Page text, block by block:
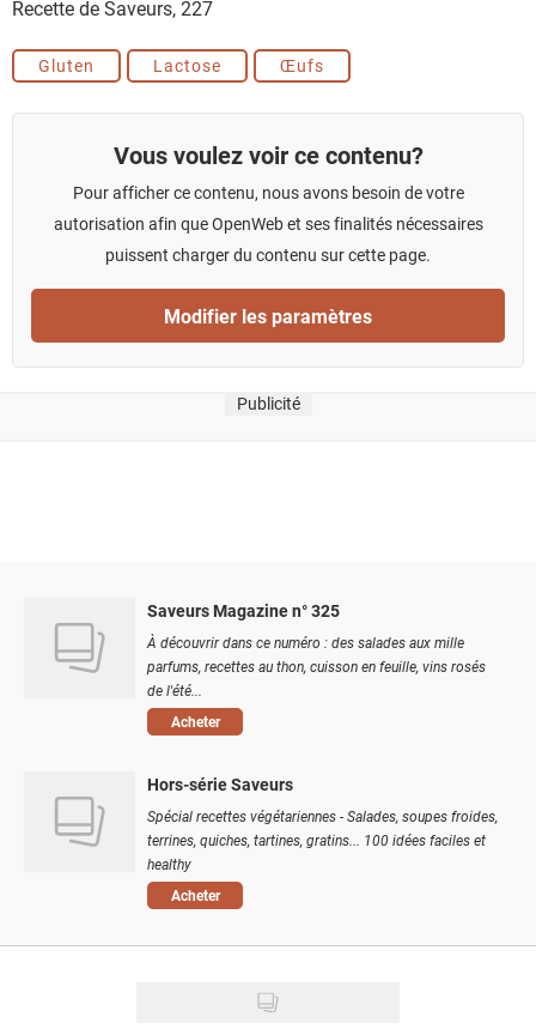
Recette de Saveurs,227
Gluten Lactose Œufs
Vous voulez voir ce contenu?
Pour afficher ce contenu, nous avons besoin de votre
autorisation afin que OpenWeb et ses finalités nécessaires
puissent charger du contenu sur cette page.
Modifier les paramètres
Publicité
Saveurs Magazine n° 325
À découvrir dans ce numéro : des salades aux mille
parfums, recettes au thon, cuisson en feuille, vins rosés
de l'été...
Acheter
Hors-série Saveurs
Spécial recettes végétariennes - Salades, soupes froides,
terrines, quiches, tartines, gratins... 100 idées faciles et
healthy
Acheter